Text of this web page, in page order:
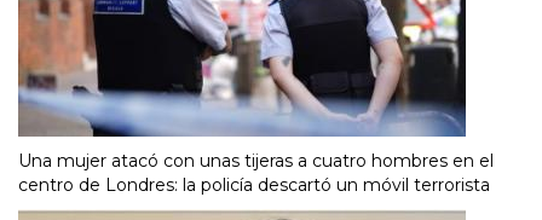
Una mujer atacó con unas tijeras a cuatro hombres en el
centro de Londres: la policía descartó un móvil terrorista